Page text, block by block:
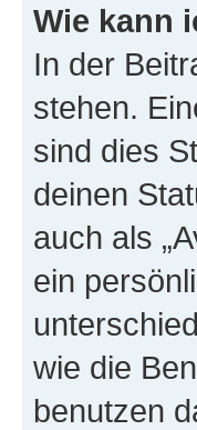
Wie kann
In der
stehen.
sind dies
deinen
auch als
ein
wie die
benutzen